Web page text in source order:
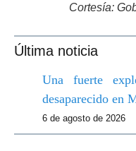
Cortesía:
Última noticia
Una fuerte
desaparecido en
6 de agosto de 2026